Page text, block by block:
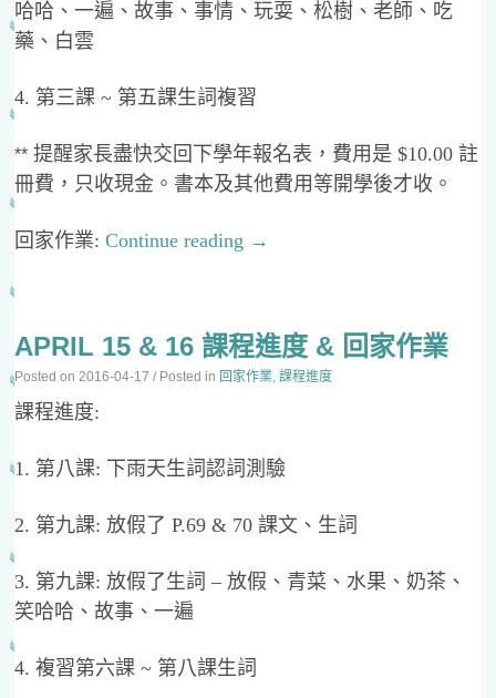
哈哈、一遍、故事、事情、玩耍、松樹、老師、吃
藥、白雲
4. 第三課 ~ 第五課生詞複習
** 提醒家長盡快交回下學年報名表，費用是 $10.00 註
冊費，只收現金。書本及其他費用等開學後才收。
回家作業:Continue reading →
APRIL 15 & 16 課程進度 & 回家作業
Posted on2016-04-17 / Posted in 回家作業,課程進度
課程進度:
1. 第八課: 下雨天生詞認詞測驗
2. 第九課: 放假了 P.69 & 70 課文、生詞
3. 第九課: 放假了生詞 – 放假、青菜、水果、奶茶、
笑哈哈、故事、一遍
4. 複習第六課 ~ 第八課生詞